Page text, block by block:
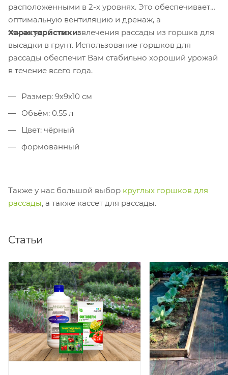
расположенными в 2-х уровнях. Это обеспечивает
оптимальную вентиляцию и дренаж, а
также удобство извлечения рассады из горшка для
высадки в грунт. Использование горшков для
рассады обеспечит Вам стабильно хороший урожай
в течение всего года.
Характеристики:
Размер: 9х9х10 см
Объём: 0.55 л
Цвет: чёрный
формованный
Также у нас большой выбор круглых горшков для
рассады, а также кассет для рассады.
Статьи